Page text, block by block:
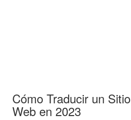
Cómo Traducir un Sitio
Web en 2023